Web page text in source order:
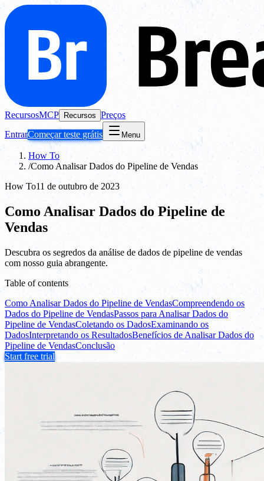
RecursosMCP Recursos Preços
EntrarComeçar teste grátis Menu
How To
/Como Analisar Dados do Pipeline de Vendas
How To11 de outubro de 2023
Como Analisar Dados do Pipeline de
Vendas
Descubra os segredos da análise de dados de pipeline de vendas
com nosso guia abrangente.
Table of contents
Como Analisar Dados do Pipeline de VendasCompreendendo os
Dados do Pipeline de VendasPassos para Analisar Dados do
Pipeline de VendasColetando os DadosExaminando os
DadosInterpretando os ResultadosBenefícios de Analisar Dados do
Pipeline de VendasConclusão
Start free trial